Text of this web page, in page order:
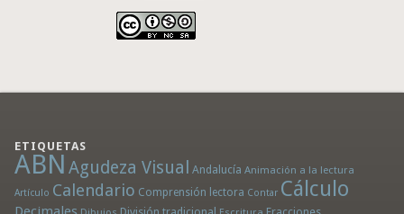
ETIQUETAS
ABN Agudeza Visual Andalucía Animación a la lectura
Artículo Calendario Comprensión lectora Contar Cálculo